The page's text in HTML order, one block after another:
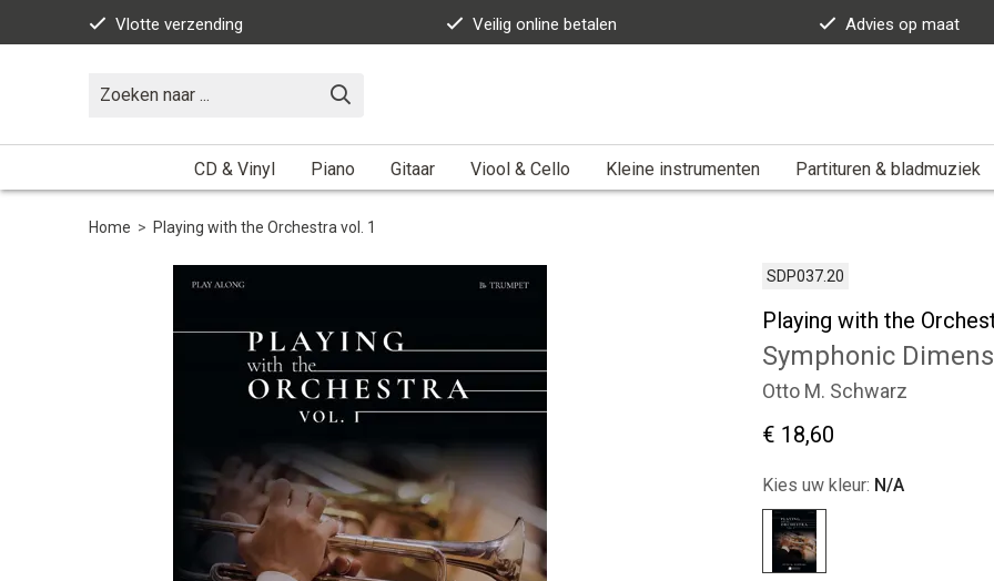
Vlotte verzending Veilig online betalen Advies op maat
CD & Vinyl Piano Gitaar Viool & Cello Kleine instrumenten Partituren & bladmuziek
Home > Playing with the Orchestra vol. 1
SDP037.20
Playing with the
Symphonic
Otto M. Schwarz
€ 18,60
Kies uw kleur: N/A